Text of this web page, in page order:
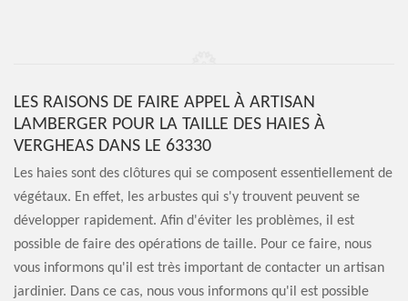
LES RAISONS DE FAIRE APPEL À ARTISAN
LAMBERGER POUR LA TAILLE DES HAIES À
VERGHEAS DANS LE 63330
Les haies sont des clôtures qui se composent essentiellement de
végétaux. En effet, les arbustes qui s'y trouvent peuvent se
développer rapidement. Afin d'éviter les problèmes, il est
possible de faire des opérations de taille. Pour ce faire, nous
vous informons qu'il est très important de contacter un artisan
jardinier. Dans ce cas, nous vous informons qu'il est possible